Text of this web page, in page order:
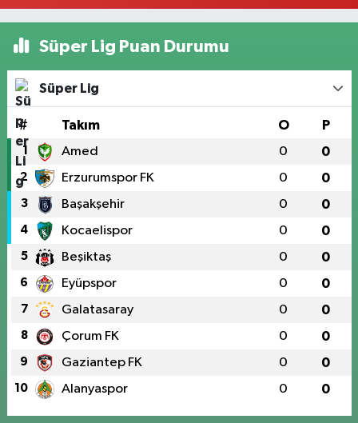
Süper Lig Puan Durumu
Süper Lig
# Takım O P
1 Amed 0 0
2 Erzurumspor FK 0 0
3 Başakşehir 0 0
4 Kocaelispor 0 0
5 Beşiktaş 0 0
6 Eyüpspor 0 0
7 Galatasaray 0 0
8 Çorum FK 0 0
9 Gaziantep FK 0 0
10 Alanyaspor 0 0